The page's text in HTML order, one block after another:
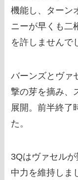
機能し、ターン
ニーが早くも二
を許しませんで
バーンズとヴァ
撃の芽を摘み、
展開。前半終了
た。
3Qはヴァセル
中力を維持しま